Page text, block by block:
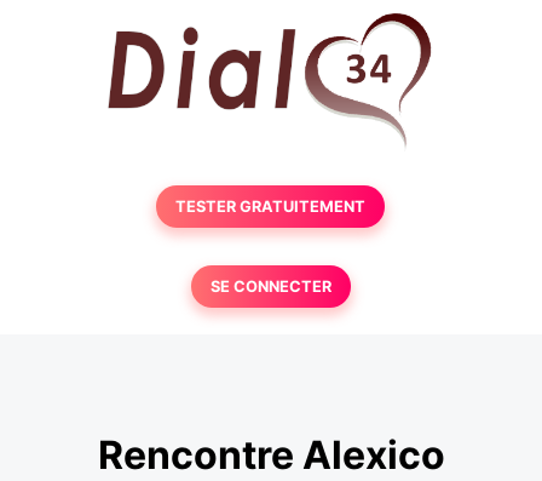
TESTER GRATUITEMENT
SE CONNECTER
Rencontre Alexico